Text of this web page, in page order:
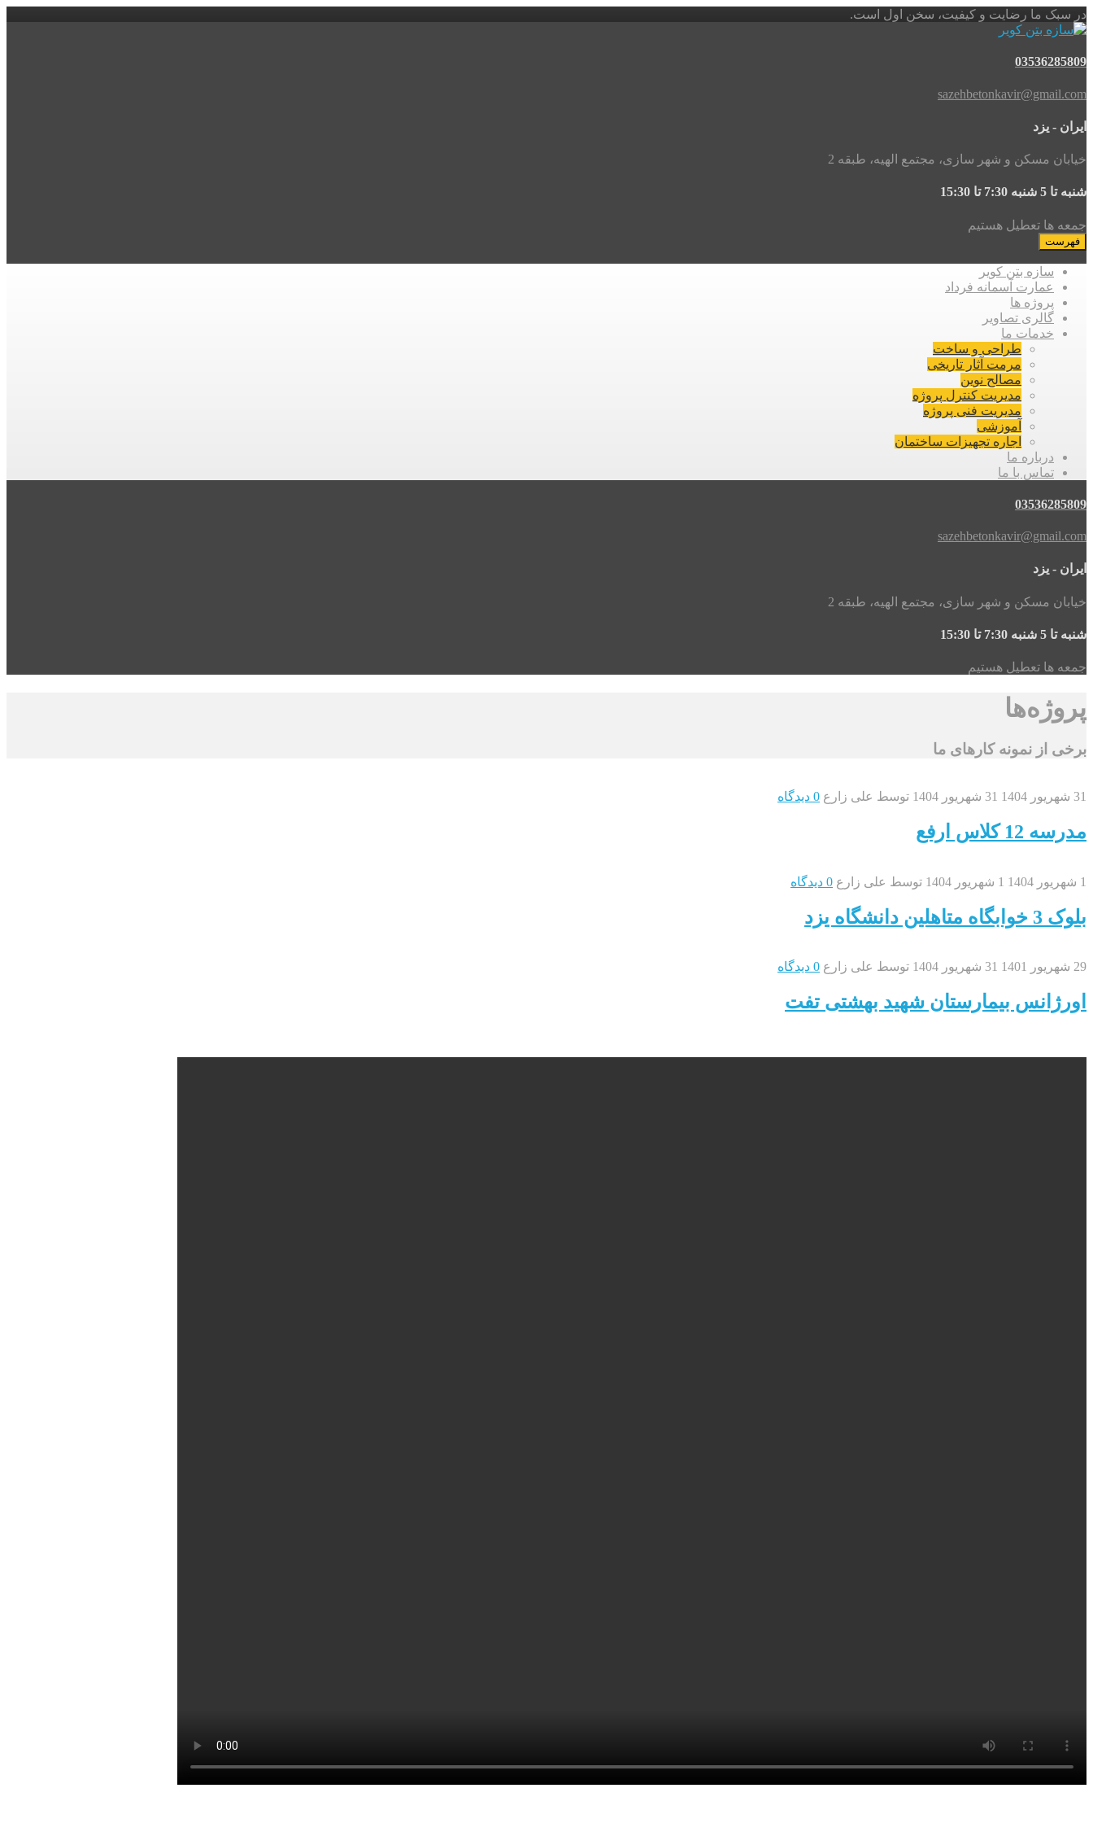
در سبک ما رضایت و کیفیت، سخن اول است.
03536285809
sazehbetonkavir@gmail.com
ایران - یزد
خیابان مسکن و شهر سازی، مجتمع الهیه، طبقه 2
شنبه تا 5 شنبه 7:30 تا 15:30
جمعه ها تعطیل هستیم
فهرست
سازه بتن کویر
عمارت آسمانه فرداد
پروژه ها
گالری تصاویر
خدمات ما
طراحی و ساخت
مرمت آثار تاریخی
مصالح نوین
مدیریت کنترل پروژه
مدیریت فنی پروژه
آموزشی
اجاره تجهیزات ساختمان
درباره ما
تماس با ما
03536285809
sazehbetonkavir@gmail.com
ایران - یزد
خیابان مسکن و شهر سازی، مجتمع الهیه، طبقه 2
شنبه تا 5 شنبه 7:30 تا 15:30
جمعه ها تعطیل هستیم
پروژه‌ها
برخی از نمونه کارهای ما
31 شهریور 1404 31 شهریور 1404 توسط علی زارع 0 دیدگاه
مدرسه 12 کلاس ارفع
1 شهریور 1404 1 شهریور 1404 توسط علی زارع 0 دیدگاه
بلوک 3 خوابگاه متاهلین دانشگاه یزد
29 شهریور 1401 31 شهریور 1404 توسط علی زارع 0 دیدگاه
اورژانس بیمارستان شهید بهشتی تفت